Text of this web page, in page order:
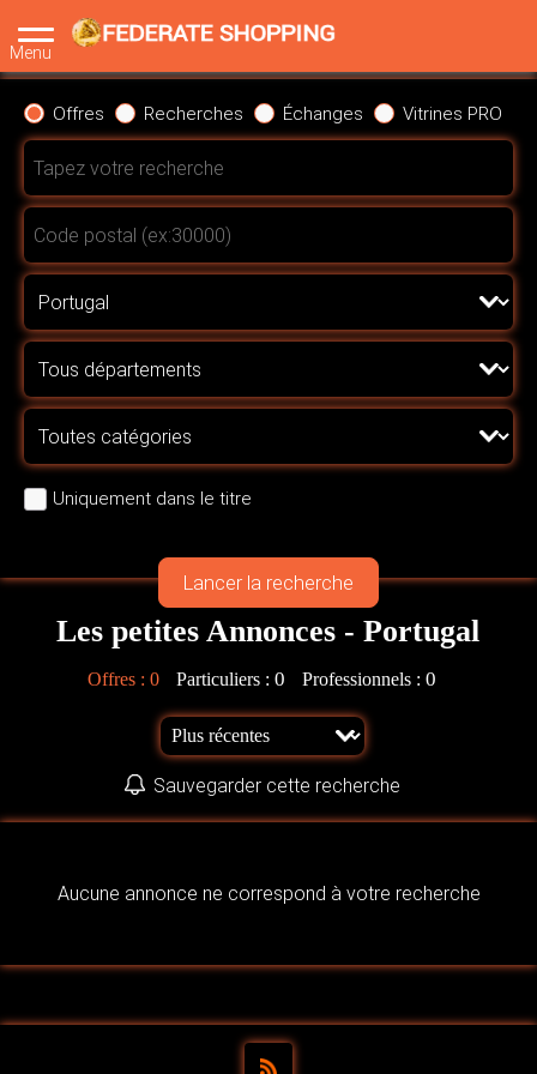
Menu
Offres Recherches Échanges Vitrines PRO
Uniquement dans le titre
Les petites Annonces - Portugal
Offres : 0 Particuliers : 0 Professionnels : 0
Sauvegarder cette recherche
Aucune annonce ne correspond à votre recherche